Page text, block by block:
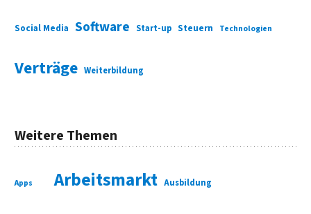
Social Media Software Start-up Steuern Technologien
Verträge Weiterbildung
Weitere Themen
Apps Arbeitsmarkt Ausbildung